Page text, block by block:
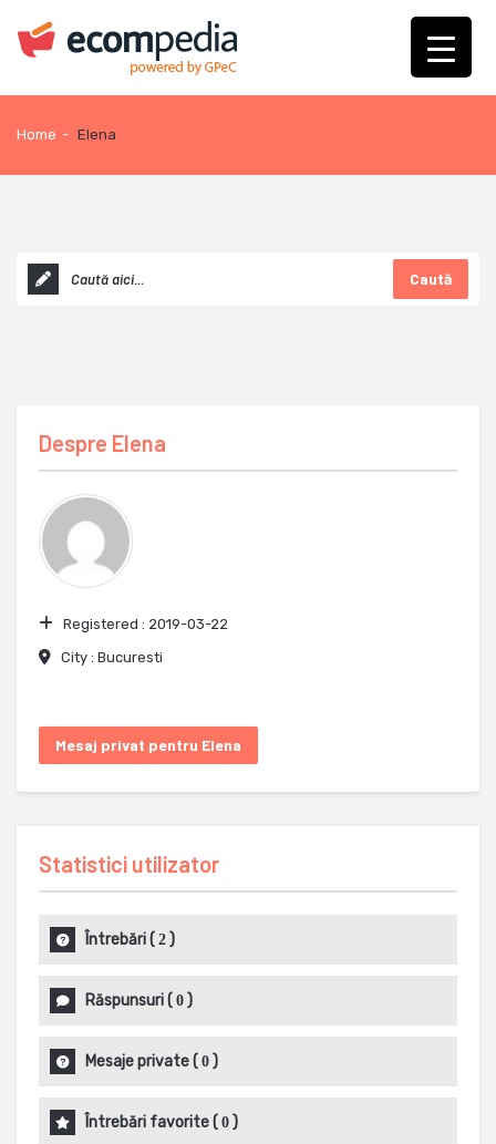
Home - Elena
Caută
Despre Elena
Registered : 2019-03-22
City : Bucuresti
Mesaj privat pentru Elena
Statistici utilizator
Întrebări( 2 )
Răspunsuri( 0 )
Mesaje private( 0 )
Întrebări favorite( 0 )